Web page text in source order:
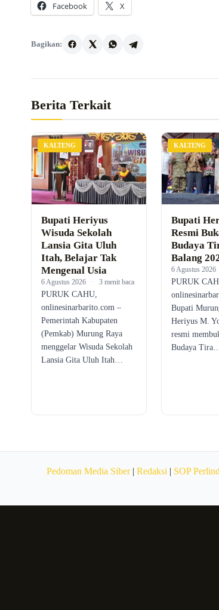
Facebook X
Bagikan:
Berita Terkait
KALTENG
Bupati Heriyus
Wisuda Sekolah
Lansia Gita Uluh
Itah, Belajar Tak
Mengenal Usia
6 Agustus 2026 · 3 menit baca
PURUK CAHU,
onlinesinarbarito.com –
Pemerintah Kabupaten
(Pemkab) Murung Raya
menggelar Wisuda Sekolah
Lansia Gita Uluh Itah…
KALTENG
Bupati
Resmi
Budaya
Balang
6 Agustus 2026
PURUK
Bupati
Heriyus M.
resmi
Budaya
Pedoman Media Siber| Redaksi | SOP